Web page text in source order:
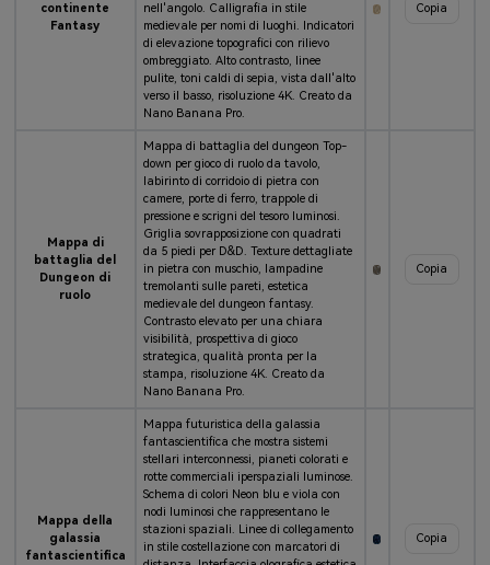
continente
Fantasy
nell'angolo. Calligrafia in stile
medievale per nomi di luoghi. Indicatori
di elevazione topografici con rilievo
ombreggiato. Alto contrasto, linee
pulite, toni caldi di sepia, vista dall'alto
verso il basso, risoluzione 4K. Creato da
Nano Banana Pro.
Copia
Mappa di
battaglia del
Dungeon di
ruolo
Mappa di battaglia del dungeon Top-
down per gioco di ruolo da tavolo,
labirinto di corridoio di pietra con
camere, porte di ferro, trappole di
pressione e scrigni del tesoro luminosi.
Griglia sovrapposizione con quadrati
da 5 piedi per D&D. Texture dettagliate
in pietra con muschio, lampadine
tremolanti sulle pareti, estetica
medievale del dungeon fantasy.
Contrasto elevato per una chiara
visibilità, prospettiva di gioco
strategica, qualità pronta per la
stampa, risoluzione 4K. Creato da
Nano Banana Pro.
Copia
Mappa della
galassia
fantascientifica
Mappa futuristica della galassia
fantascientifica che mostra sistemi
stellari interconnessi, pianeti colorati e
rotte commerciali iperspaziali luminose.
Schema di colori Neon blu e viola con
nodi luminosi che rappresentano le
stazioni spaziali. Linee di collegamento
in stile costellazione con marcatori di
Copia